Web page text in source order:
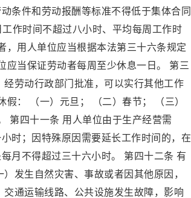
条件和劳动报酬等标准不得低于集体合同
作时间不超过八小时、平均每周工作时
，用人单位应当根据本法第三十六条规定
应当保证劳动者每周至少休息一日。 第三
劳动行政部门批准，可以实行其他工作
： （一）元旦； （二）春节； （三）
第四十一条 用人单位由于生产经营需
时；因特殊原因需要延长工作时间的，在
月不得超过三十六小时。 第四十二条 有
发生自然灾害、事故或者因其他原因，
通运输线路、公共设施发生故障，影响